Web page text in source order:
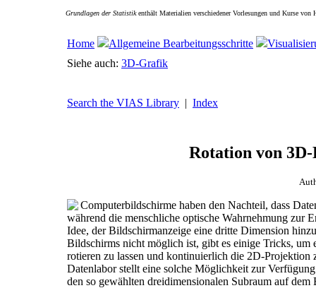
Grundlagen der Statistikenthält Materialien verschiedener Vorlesungen und Kurse
Home Allgemeine Bearbeitungsschritte
Siehe auch: 3D-Grafik
Search the VIAS Library | Index
Rotation von
Computerbildschirme haben den Nachteil, dass
während die menschliche optische Wahrnehmung zur
Idee, der Bildschirmanzeige eine dritte Dimension
Bildschirms nicht möglich ist, gibt es einige Tricks,
rotieren zu lassen und kontinuierlich die 2D-
Datenlabor stellt eine solche Möglichkeit zur
den so gewählten dreidimensionalen Subraum auf dem